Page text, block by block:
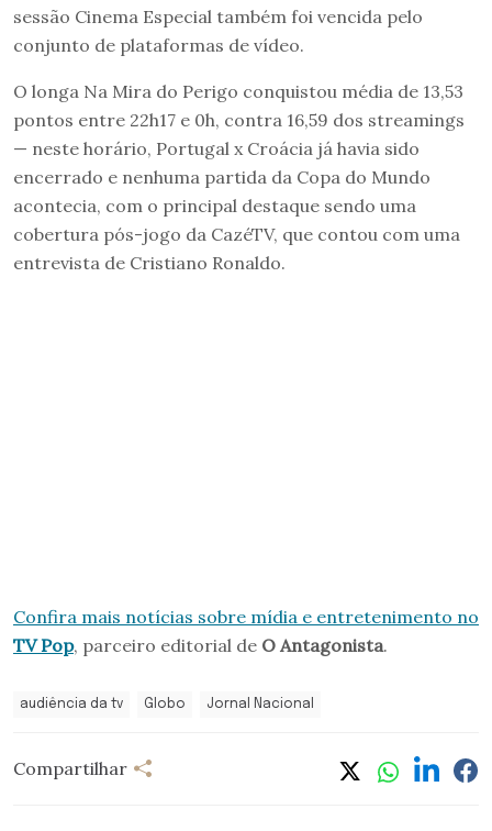
sessão Cinema Especial também foi vencida pelo
conjunto de plataformas de vídeo.
O longa Na Mira do Perigo conquistou média de 13,53
pontos entre 22h17 e 0h, contra 16,59 dos streamings
— neste horário, Portugal x Croácia já havia sido
encerrado e nenhuma partida da Copa do Mundo
acontecia, com o principal destaque sendo uma
cobertura pós-jogo da CazéTV, que contou com uma
entrevista de Cristiano Ronaldo.
Confira mais notícias sobre mídia e entretenimento no
TV Pop, parceiro editorial de O Antagonista.
audiência da tv Globo Jornal Nacional
Compartilhar